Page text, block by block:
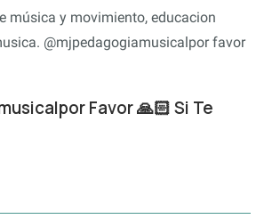
música y movimiento, educacion
@mjpedagogiamusicalpor favor
Favor 🙏🏻 Si Te